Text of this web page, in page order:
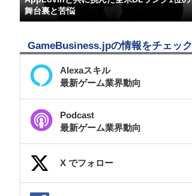
舞台裏と苦悩
GameBusiness.jpの情報をチェック
Alexaスキル
最新ゲーム業界動向
Podcast
最新ゲーム業界動向
X でフォロー